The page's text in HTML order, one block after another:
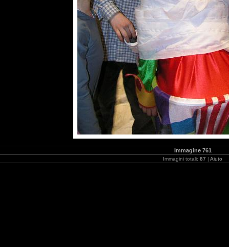
Immagine 761
Immagini totali: 87 | Aiuto